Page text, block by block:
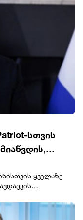
სთვის
ყველაზე
ჩვენ შეთანხმება
მან